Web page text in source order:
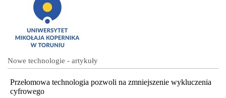
Nowe technologie - artykuły
Przełomowa technologia pozwoli na zmniejszenie wykluczenia
cyfrowego